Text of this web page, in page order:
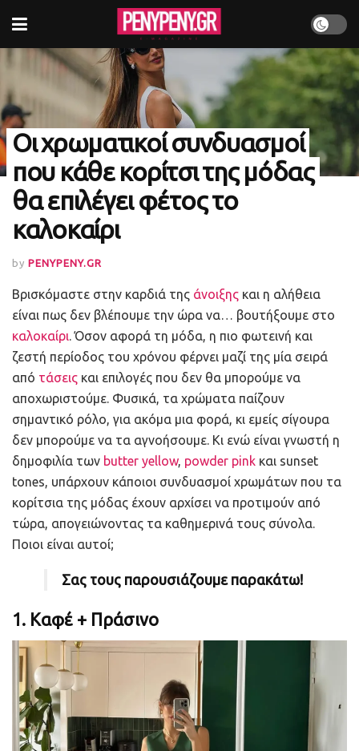
Οι χρωματικοί συνδυασμοί
που κάθε κορίτσι της μόδας
θα επιλέγει φέτος το
καλοκαίρι
by PENYPENY.GR
Βρισκόμαστε στην καρδιά της άνοιξης και η αλήθεια
είναι πως δεν βλέπουμε την ώρα να… βουτήξουμε στο
καλοκαίρι. Όσον αφορά τη μόδα, η πιο φωτεινή και
ζεστή περίοδος του χρόνου φέρνει μαζί της μία σειρά
από τάσεις και επιλογές που δεν θα μπορούμε να
αποχωριστούμε. Φυσικά, τα χρώματα παίζουν
σημαντικό ρόλο, για ακόμα μια φορά, κι εμείς σίγουρα
δεν μπορούμε να τα αγνοήσουμε. Κι ενώ είναι γνωστή η
δημοφιλία των butter yellow, powder pink και sunset
tones, υπάρχουν κάποιοι συνδυασμοί χρωμάτων που τα
κορίτσια της μόδας έχουν αρχίσει να προτιμούν από
τώρα, απογειώνοντας τα καθημερινά τους σύνολα.
Ποιοι είναι αυτοί;
Σας τους παρουσιάζουμε παρακάτω!
1. Καφέ + Πράσινο